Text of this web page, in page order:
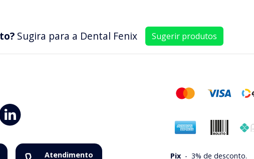
Sugira para a Dental Fenix Sugerir produtos
Atendimento
Pix - 3% de desconto.